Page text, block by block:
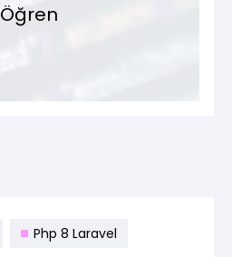
Öğren
Php 8 Laravel